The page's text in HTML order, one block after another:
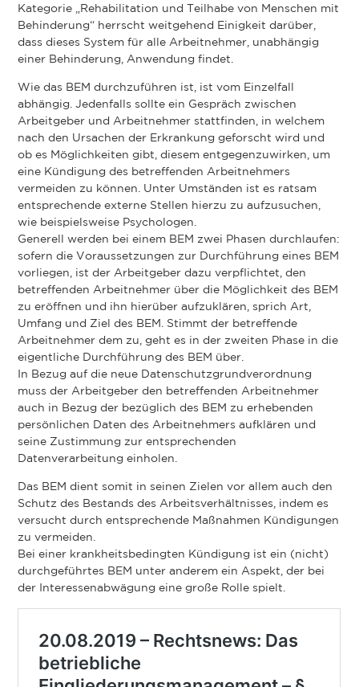
Kategorie „Rehabilitation und Teilhabe von Menschen mit
Behinderung“ herrscht weitgehend Einigkeit darüber,
dass dieses System für alle Arbeitnehmer, unabhängig
einer Behinderung, Anwendung findet.
Wie das BEM durchzuführen ist, ist vom Einzelfall
abhängig. Jedenfalls sollte ein Gespräch zwischen
Arbeitgeber und Arbeitnehmer stattfinden, in welchem
nach den Ursachen der Erkrankung geforscht wird und
ob es Möglichkeiten gibt, diesem entgegenzuwirken, um
eine Kündigung des betreffenden Arbeitnehmers
vermeiden zu können. Unter Umständen ist es ratsam
entsprechende externe Stellen hierzu zu aufzusuchen,
wie beispielsweise Psychologen.
Generell werden bei einem BEM zwei Phasen durchlaufen:
sofern die Voraussetzungen zur Durchführung eines BEM
vorliegen, ist der Arbeitgeber dazu verpflichtet, den
betreffenden Arbeitnehmer über die Möglichkeit des BEM
zu eröffnen und ihn hierüber aufzuklären, sprich Art,
Umfang und Ziel des BEM. Stimmt der betreffende
Arbeitnehmer dem zu, geht es in der zweiten Phase in die
eigentliche Durchführung des BEM über.
In Bezug auf die neue Datenschutzgrundverordnung
muss der Arbeitgeber den betreffenden Arbeitnehmer
auch in Bezug der bezüglich des BEM zu erhebenden
persönlichen Daten des Arbeitnehmers aufklären und
seine Zustimmung zur entsprechenden
Datenverarbeitung einholen.
Das BEM dient somit in seinen Zielen vor allem auch den
Schutz des Bestands des Arbeitsverhältnisses, indem es
versucht durch entsprechende Maßnahmen Kündigungen
zu vermeiden.
Bei einer krankheitsbedingten Kündigung ist ein (nicht)
durchgeführtes BEM unter anderem ein Aspekt, der bei
der Interessenabwägung eine große Rolle spielt.